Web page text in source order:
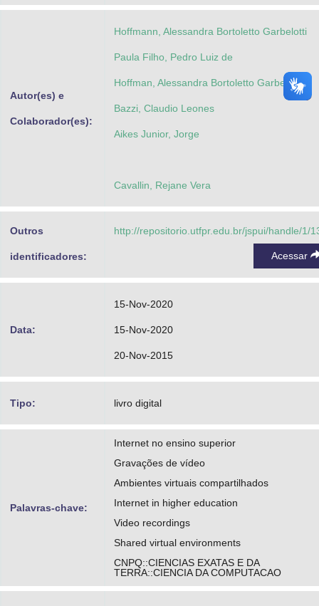
Autor(es) e
Colaborador(es):
Hoffmann, Alessandra Bortoletto Garbelotti
Paula Filho, Pedro Luiz de
Hoffman, Alessandra Bortoletto Garbelotti
Bazzi, Claudio Leones
Aikes Junior, Jorge
Cavallin, Rejane Vera
Outros
identificadores:
http://repositorio.utfpr.edu.br/jspui/handle/1/
Acessar
Data:
15-Nov-2020
15-Nov-2020
20-Nov-2015
Tipo: livro digital
Palavras-chave:
Internet no ensino superior
Gravações de vídeo
Ambientes virtuais compartilhados
Internet in higher education
Video recordings
Shared virtual environments
CNPQ::CIENCIAS EXATAS E DA
TERRA::CIENCIA DA COMPUTACAO